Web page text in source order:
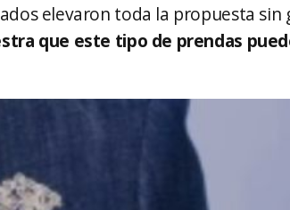
elevaron toda la propuesta sin
que este tipo de prendas